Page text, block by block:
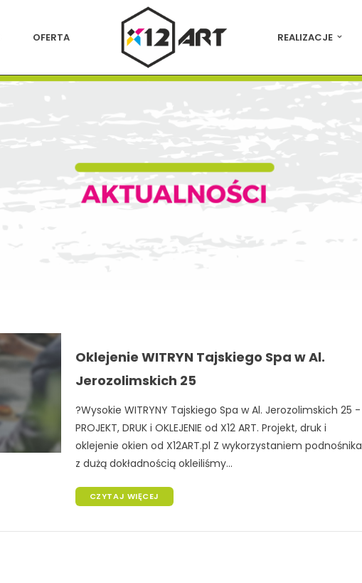
OFERTA REALIZACJE
Oklejenie WITRYN Tajskiego Spa w Al.
Jerozolimskich 25
?Wysokie WITRYNY Tajskiego Spa w Al. Jerozolimskich 25 -
PROJEKT, DRUK i OKLEJENIE od X12 ART. Projekt, druk i
oklejenie okien od X12ART.pl Z wykorzystaniem podnośnika
z dużą dokładnością okleiliśmy...
CZYTAJ WIĘCEJ